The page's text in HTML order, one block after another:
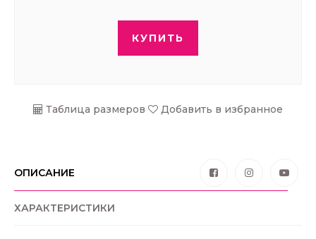
КУПИТЬ
Таблица размеров Добавить в избранное
ОПИСАНИЕ
ХАРАКТЕРИСТИКИ